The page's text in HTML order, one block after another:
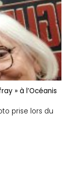
» à l’Océanis
prise lors du